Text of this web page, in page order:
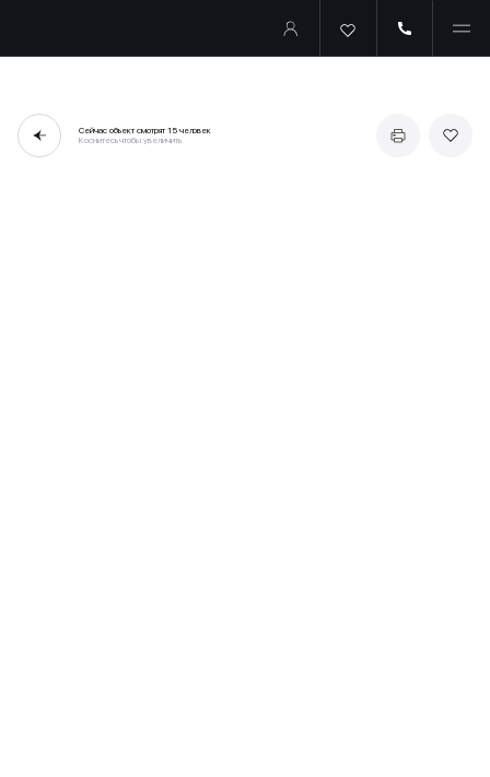
Сейчас объект смотрят15 человек
Коснитесь чтобы увеличить